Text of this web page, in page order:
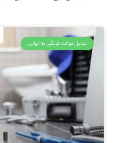
تبدیل توالت فرنگی به ایرانی